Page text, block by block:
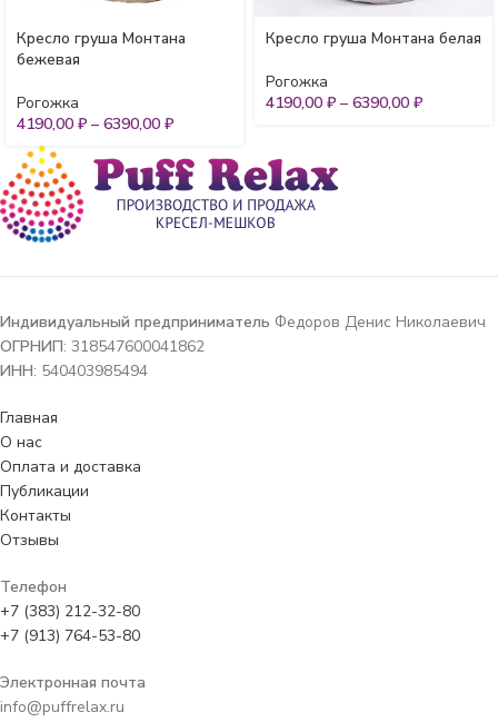
Кресло груша Монтана
бежевая
Рогожка
4190,00 ₽ – 6390,00 ₽
Кресло груша Монтана белая
Рогожка
4190,00 ₽ – 6390,00 ₽
Индивидуальный предприниматель Федоров Денис Николаевич
ОГРНИП: 318547600041862
ИНН: 540403985494
Главная
О нас
Оплата и доставка
Публикации
Контакты
Отзывы
Телефон
+7 (383) 212-32-80
+7 (913) 764-53-80
Электронная почта
info@puffrelax.ru